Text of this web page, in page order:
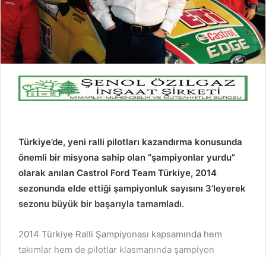
Türkiye’de, yeni ralli pilotları kazandırma konusunda
önemli bir misyona sahip olan “şampiyonlar yurdu”
olarak anılan Castrol Ford Team Türkiye, 2014
sezonunda elde ettiği şampiyonluk sayısını 3’leyerek
sezonu büyük bir başarıyla tamamladı.
2014 Türkiye Ralli Şampiyonası kapsamında hem
takımlar hem de pilotlar klasmanında şampiyon